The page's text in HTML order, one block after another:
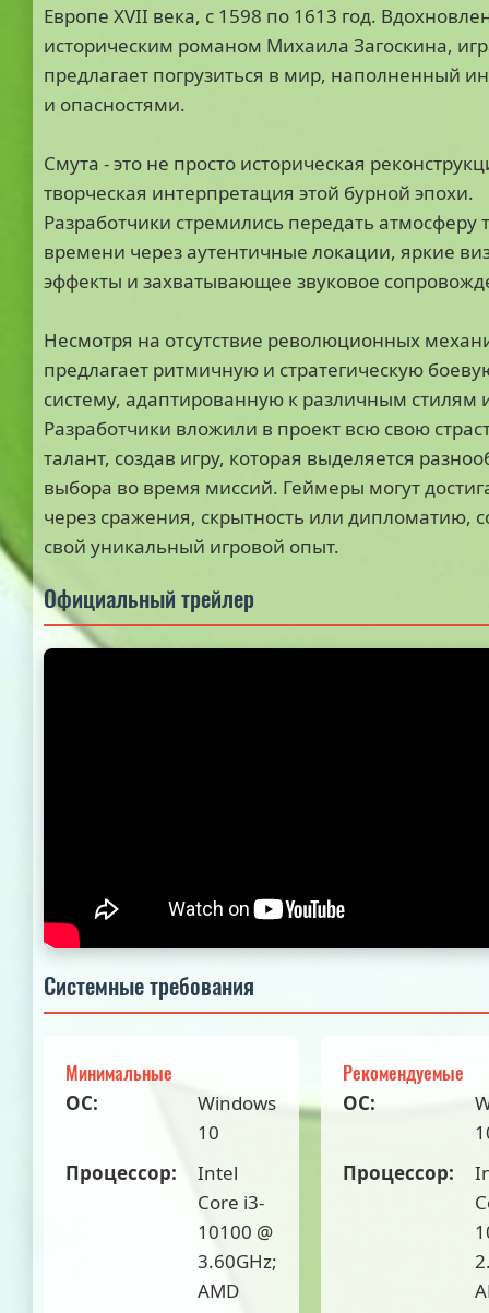
Европе XVII века, с 1598 по 1613 год.
историческим романом Михаила Загоскина,
предлагает погрузиться в мир, наполненный
и опасностями.
Смута - это не просто историческая
творческая интерпретация этой бурной эпохи.
Разработчики стремились передать атмосферу
времени через аутентичные локации, яркие
эффекты и захватывающее звуковое
Несмотря на отсутствие революционных
предлагает ритмичную и стратегическую
систему, адаптированную к различным стилям
Разработчики вложили в проект всю свою
талант, создав игру, которая выделяется
выбора во время миссий. Геймеры могут
через сражения, скрытность или дипломатию,
свой уникальный игровой опыт.
Официальный трейлер
Системные требования
Минимальные
ОС:
Windows
10
Процессор:
Intel
Core i3-
10100 @
3.60GHz;
AMD
Рекомендуемые
ОС:
Процессор: